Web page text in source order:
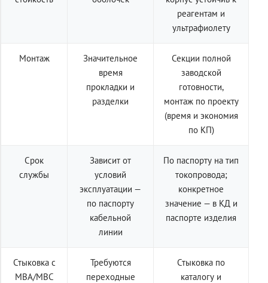
реагентам и
ультрафиолету
Монтаж
Значительное
время
прокладки и
разделки
Секции полной
заводской
готовности,
монтаж по проекту
(время и экономия
по КП)
Срок
службы
Зависит от
условий
эксплуатации —
по паспорту
кабельной
линии
По паспорту на тип
токопровода;
конкретное
значение — в КД и
паспорте изделия
Стыковка с
МВА/МВС
Требуются
переходные
Стыковка по
каталогу и